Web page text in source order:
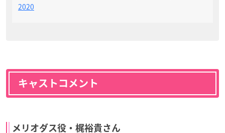
2020
キャストコメント
メリオダス役・梶裕貴さん